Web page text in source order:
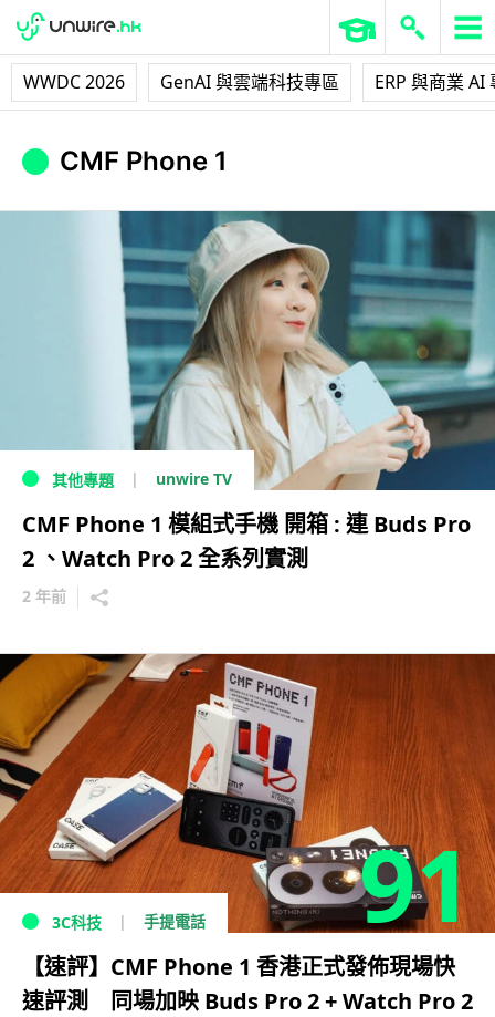
WWDC 2026 GenAI 與雲端科技專區 ERP 與商業 AI
CMF Phone 1
其他專題 unwire TV
CMF Phone 1 模組式手機 開箱 : 連 Buds Pro
2 、Watch Pro 2 全系列實測
2 年前
91
3C科技 手提電話
【速評】CMF Phone 1 香港正式發佈現場快
速評測 同場加映 Buds Pro 2 + Watch Pro 2